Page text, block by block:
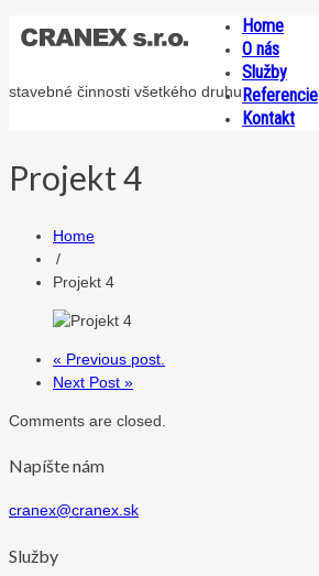
stavebné činnosti všetkého druhu
Home
O nás
Služby
Referencie
Kontakt
Projekt 4
Home
/
Projekt 4
« Previous post.
Next Post »
Comments are closed.
Napíšte nám
cranex@cranex.sk
Služby